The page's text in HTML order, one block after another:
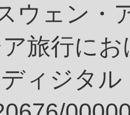
ウェン・
旅行にお
ィジタ